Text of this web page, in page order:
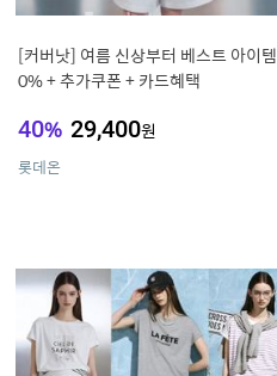
[커버낫] 여름 신상부터 베스트 아이템 ~ 5
0% + 추가쿠폰 + 카드혜택
40% 29,400원
롯데온
16